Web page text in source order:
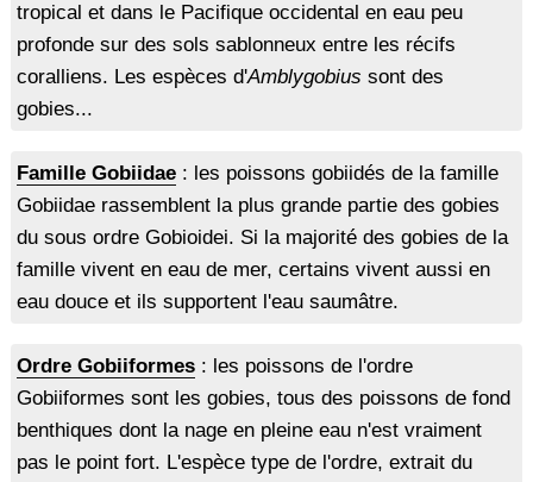
tropical et dans le Pacifique occidental en eau peu
profonde sur des sols sablonneux entre les récifs
coralliens. Les espèces d'Amblygobius sont des
gobies...
Famille Gobiidae: les poissons gobiidés de la famille
Gobiidae rassemblent la plus grande partie des gobies
du sous ordre Gobioidei. Si la majorité des gobies de la
famille vivent en eau de mer, certains vivent aussi en
eau douce et ils supportent l'eau saumâtre.
Ordre Gobiiformes: les poissons de l'ordre
Gobiiformes sont les gobies, tous des poissons de fond
benthiques dont la nage en pleine eau n'est vraiment
pas le point fort. L'espèce type de l'ordre, extrait du